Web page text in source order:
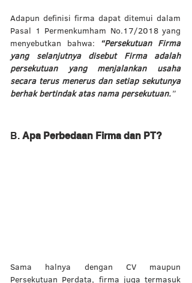
Adapun definisi firma dapat ditemui dalam
Pasal 1 Permenkumham No.17/2018 yang
menyebutkan bahwa: “Persekutuan Firma
yang selanjutnya disebut Firma adalah
persekutuan yang menjalankan usaha
secara terus menerus dan setiap sekutunya
berhak bertindak atas nama persekutuan.”
B. Apa Perbedaan Firma dan PT?
Sama halnya dengan CV maupun
Persekutuan Perdata, firma juga termasuk